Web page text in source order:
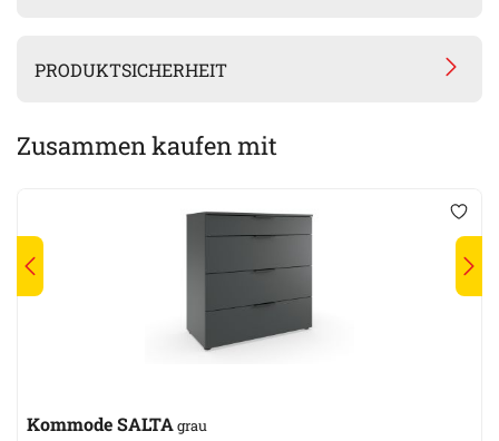
PRODUKTSICHERHEIT
Zusammen kaufen mit
Kommode SALTAgrau